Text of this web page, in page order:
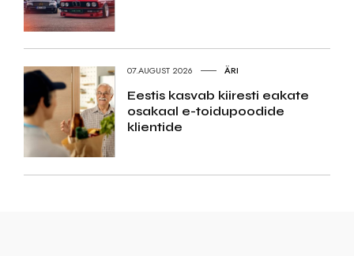
07.AUGUST 2026 ÄRI
Eestis kasvab kiiresti eakate
osakaal e-toidupoodide
klientide